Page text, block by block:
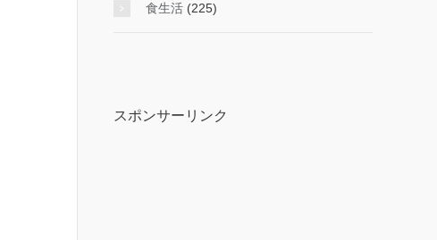
食生活 (225)
スポンサーリンク